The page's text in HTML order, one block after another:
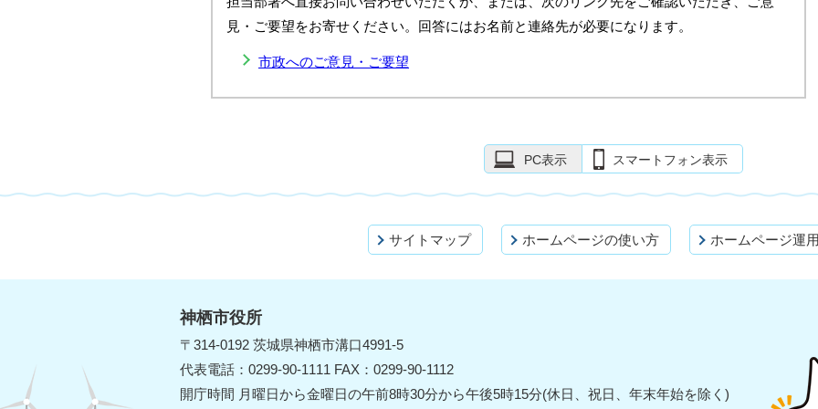
見・ご要望をお寄せください。回答にはお名前と連絡先が必要になります。
市政へのご意見・ご要望
PC表示 スマートフォン表示
サイトマップ ホームページの使い方 ホームページ運
神栖市役所
〒314-0192 茨城県神栖市溝口4991-5
代表電話：0299-90-1111 FAX：0299-90-1112
開庁時間 月曜日から金曜日の午前8時30分から午後5時15分(休日、祝日、年末年始を除く)